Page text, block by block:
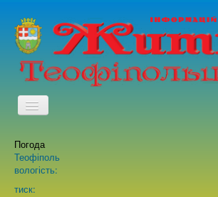
TPL_PROTOSTAR_TOGGLE_MENU
Погода
Теофіполь
вологість:
тиск: